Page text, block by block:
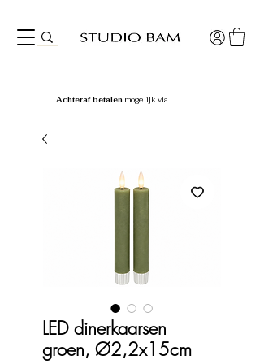
Achteraf betalen mogelijk via
LED dinerkaarsen
groen, Ø2,2x15cm